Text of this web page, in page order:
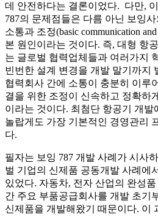
데 안전하다는 결론이었다. 다만,
787의 문제점들은 다름 아닌 보잉
소통과 조정(basic communication
본 원인이라는 것이다. 즉, 대형 항
는 글로벌 협력업체들과 여러가지
빈번한 설계 변경을 개발 말기까지
협력회사 간에 소통이 충분히 이루
결을 위한 조정이 신속하고 정확하
이라는 것이다. 최첨단 항공기 개
놀랍게도 가장 기본적인 경영관리
다.
필자는 보잉 787 개발 사례가 시사
벌 기업의 신제품 공동개발 사례에
있었다. 자동차, 전자 산업의 완성
간 주요 부품공급회사를 개발 초기
신제품을 개발해왔기 때문이다. 이